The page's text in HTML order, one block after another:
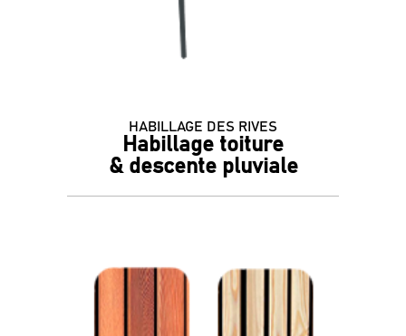
HABILLAGE DES RIVES
Habillage toiture
& descente pluviale